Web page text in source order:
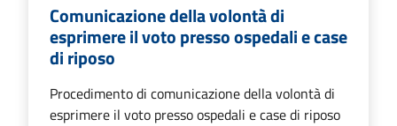
Comunicazione della volontà di
esprimere il voto presso ospedali e case
di riposo
Procedimento di comunicazione della volontà di
esprimere il voto presso ospedali e case di riposo